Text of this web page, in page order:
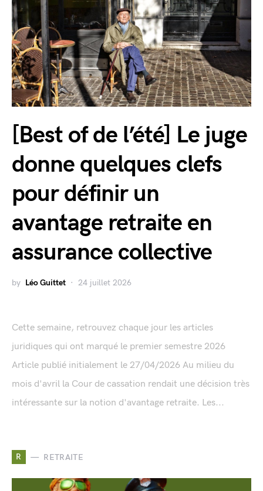
[Best of de l’été] Le juge
donne quelques clefs
pour définir un
avantage retraite en
assurance collective
by Léo Guittet 24 juillet 2026
Cette semaine, retrouvez chaque jour les articles
juridiques qui ont marqué le premier semestre 2026
Article publié initialement le 27/04/2026 Au milieu du
mois d'avril la Cour de cassation rendait une décision très
intéressante sur la notion d'avantage retraite. Les...
R RETRAITE